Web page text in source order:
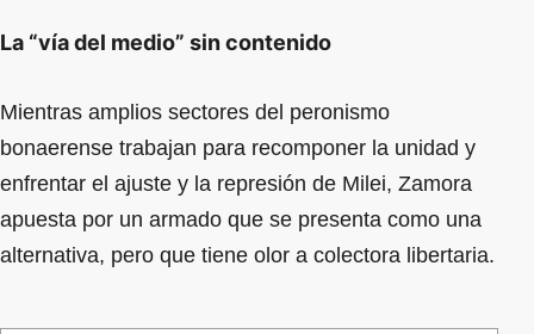
La “vía del medio” sin contenido
Mientras amplios sectores del peronismo
bonaerense trabajan para recomponer la unidad y
enfrentar el ajuste y la represión de Milei, Zamora
apuesta por un armado que se presenta como una
alternativa, pero que tiene olor a colectora libertaria.